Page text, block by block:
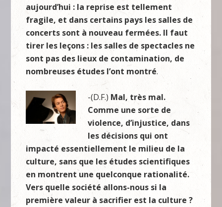
aujourd’hui : la reprise est tellement
fragile, et dans certains pays les salles de
concerts sont à nouveau fermées. Il faut
tirer les leçons : les salles de spectacles ne
sont pas des lieux de contamination, de
nombreuses études l’ont montré.
-(D.F.) Mal, très mal.
Comme une sorte de
violence, d’injustice, dans
les décisions qui ont
impacté essentiellement le milieu de la
culture, sans que les études scientifiques
en montrent une quelconque rationalité.
Vers quelle société allons-nous si la
première valeur à sacrifier est la culture ?